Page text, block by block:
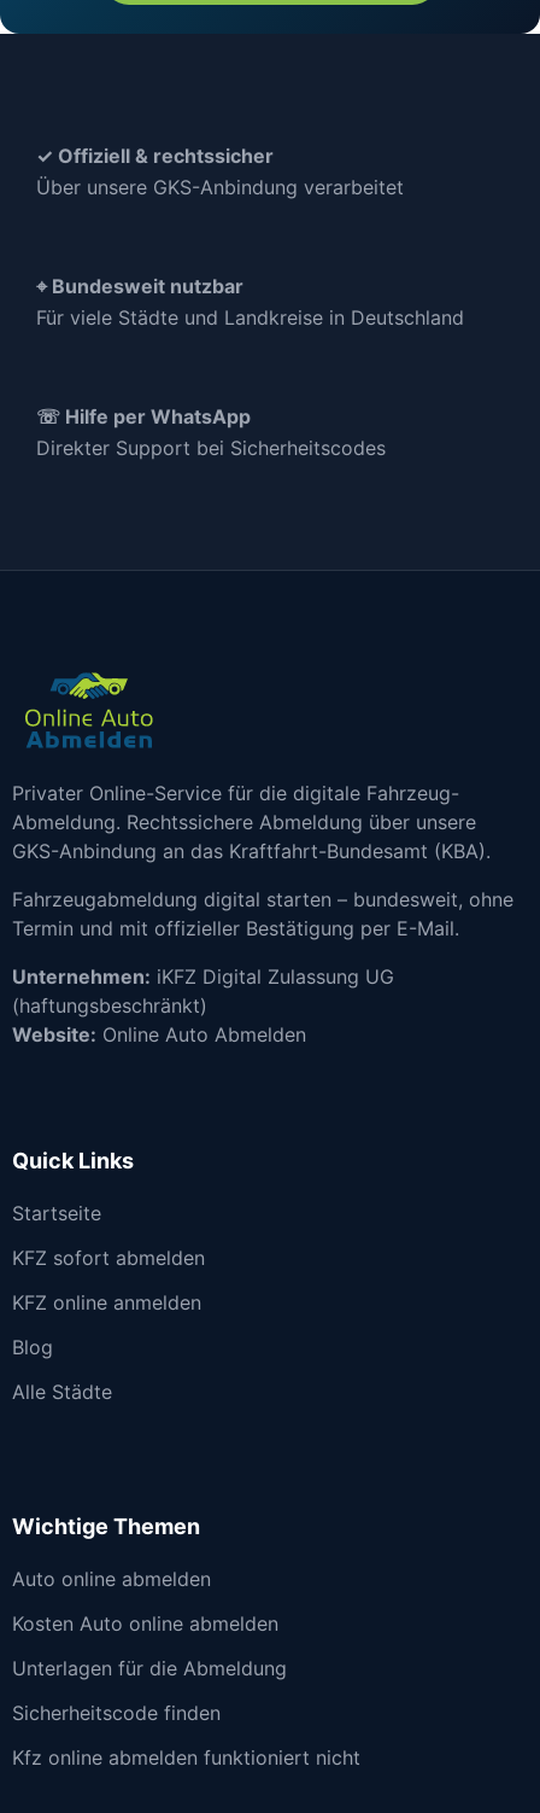
✓ Offiziell & rechtssicher
Über unsere GKS-Anbindung verarbeitet
⌖ Bundesweit nutzbar
Für viele Städte und Landkreise in Deutschland
☏ Hilfe per WhatsApp
Direkter Support bei Sicherheitscodes
Privater Online-Service für die digitale Fahrzeug-
Abmeldung. Rechtssichere Abmeldung über unsere
GKS-Anbindung an das Kraftfahrt-Bundesamt (KBA).
Fahrzeugabmeldung digital starten – bundesweit, ohne
Termin und mit offizieller Bestätigung per E-Mail.
Unternehmen: iKFZ Digital Zulassung UG
(haftungsbeschränkt)
Website: Online Auto Abmelden
Quick Links
Startseite
KFZ sofort abmelden
KFZ online anmelden
Blog
Alle Städte
Wichtige Themen
Auto online abmelden
Kosten Auto online abmelden
Unterlagen für die Abmeldung
Sicherheitscode finden
Kfz online abmelden funktioniert nicht